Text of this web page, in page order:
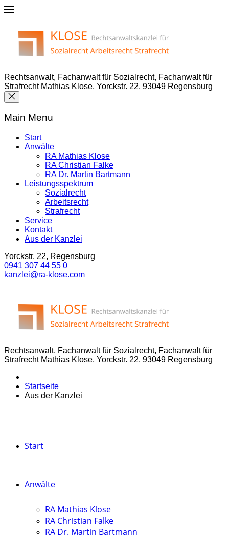
Rechtsanwalt, Fachanwalt für Sozialrecht, Fachanwalt für
Strafrecht Mathias Klose, Yorckstr. 22, 93049 Regensburg
Main Menu
Start
Anwälte
RA Mathias Klose
RA Christian Falke
RA Dr. Martin Bartmann
Leistungsspektrum
Sozialrecht
Arbeitsrecht
Strafrecht
Service
Kontakt
Aus der Kanzlei
Yorckstr. 22, Regensburg
0941 307 44 55 0
kanzlei@ra-klose.com
Rechtsanwalt, Fachanwalt für Sozialrecht, Fachanwalt für
Strafrecht Mathias Klose, Yorckstr. 22, 93049 Regensburg
Startseite
Aus der Kanzlei
Start
Anwälte
RA Mathias Klose
RA Christian Falke
RA Dr. Martin Bartmann